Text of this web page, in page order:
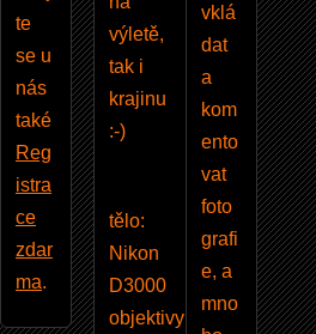
te
se u
nás
také
Reg
istra
ce
zdar
ma.
výletě,
tak i
krajinu
:-)
tělo:
Nikon
D3000
objektivy
vklá
dat
a
kom
ento
vat
foto
grafi
e, a
mno